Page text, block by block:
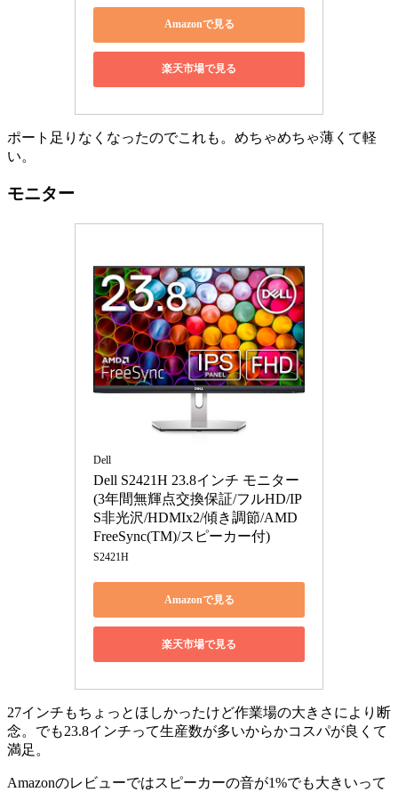
Amazonで見る
楽天市場で見る
ポート足りなくなったのでこれも。めちゃめちゃ薄くて軽
い。
モニター
Dell
Dell S2421H 23.8インチ モニター
(3年間無輝点交換保証/フルHD/IP
S非光沢/HDMIx2/傾き調節/AMD
FreeSync(TM)/スピーカー付)
S2421H
Amazonで見る
楽天市場で見る
27インチもちょっとほしかったけど作業場の大きさにより断
念。でも23.8インチって生産数が多いからかコスパが良くて
満足。
Amazonのレビューではスピーカーの音が1%でも大きいって